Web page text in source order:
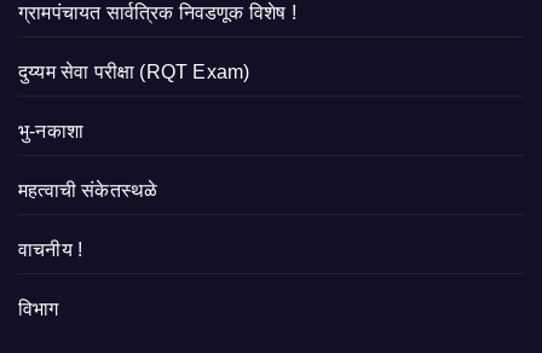
ग्रामपंचायत सार्वत्रिक निवडणूक विशेष !
दुय्यम सेवा परीक्षा (RQT Exam)
भु-नकाशा
महत्वाची संकेतस्थळे
वाचनीय !
विभाग